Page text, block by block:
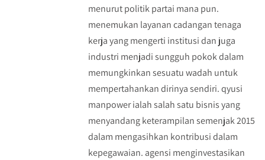
menurut politik partai mana pun.
menemukan layanan cadangan tenaga
kerja yang mengerti institusi dan juga
industri menjadi sungguh pokok dalam
memungkinkan sesuatu wadah untuk
mempertahankan dirinya sendiri. qyusi
manpower ialah salah satu bisnis yang
menyandang keterampilan semenjak 2015
dalam mengasihkan kontribusi dalam
kepegawaian. agensi menginvestasikan